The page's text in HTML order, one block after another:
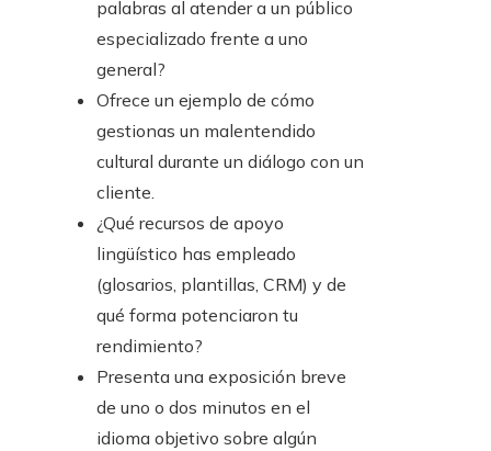
palabras al atender a un público
especializado frente a uno
general?
Ofrece un ejemplo de cómo
gestionas un malentendido
cultural durante un diálogo con un
cliente.
¿Qué recursos de apoyo
lingüístico has empleado
(glosarios, plantillas, CRM) y de
qué forma potenciaron tu
rendimiento?
Presenta una exposición breve
de uno o dos minutos en el
idioma objetivo sobre algún